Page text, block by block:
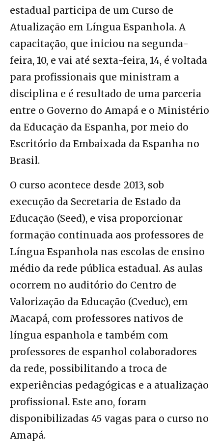
estadual participa de um Curso de
Atualização em Língua Espanhola. A
capacitação, que iniciou na segunda-
feira, 10, e vai até sexta-feira, 14, é voltada
para profissionais que ministram a
disciplina e é resultado de uma parceria
entre o Governo do Amapá e o Ministério
da Educação da Espanha, por meio do
Escritório da Embaixada da Espanha no
Brasil.
O curso acontece desde 2013, sob
execução da Secretaria de Estado da
Educação (Seed), e visa proporcionar
formação continuada aos professores de
Língua Espanhola nas escolas de ensino
médio da rede pública estadual. As aulas
ocorrem no auditório do Centro de
Valorização da Educação (Cveduc), em
Macapá, com professores nativos de
língua espanhola e também com
professores de espanhol colaboradores
da rede, possibilitando a troca de
experiências pedagógicas e a atualização
profissional. Este ano, foram
disponibilizadas 45 vagas para o curso no
Amapá.